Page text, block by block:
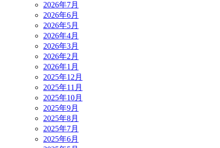
2026年7月
2026年6月
2026年5月
2026年4月
2026年3月
2026年2月
2026年1月
2025年12月
2025年11月
2025年10月
2025年9月
2025年8月
2025年7月
2025年6月